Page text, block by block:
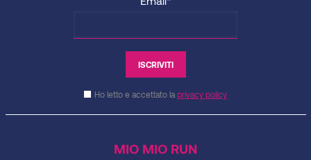
Ho letto e accettato la privacy policy
MIO MIO RUN